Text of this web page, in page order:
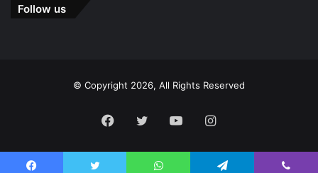
Follow us
© Copyright 2026, All Rights Reserved
Facebook
TwitterYouTubeInstagram